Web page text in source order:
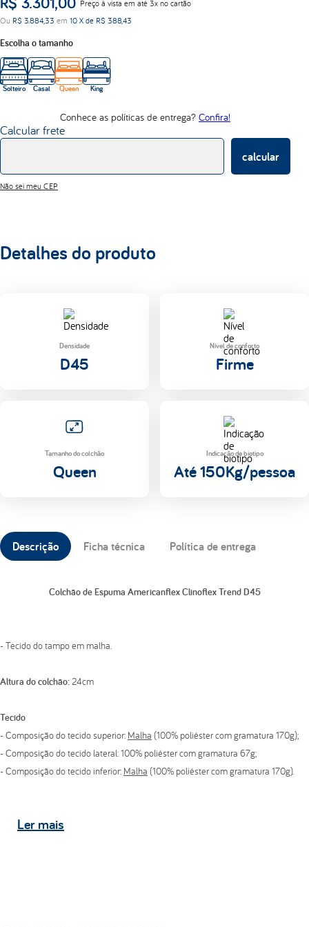
Preço à vista em até 3x no cartão
Ou R$ 3.884,33 em 10 X de R$ 388,43
Escolha o tamanho
Solteiro Casal Queen King
Conhece as políticas de entrega? Confira!
Calcular frete
calcular
Não sei meu CEP
Detalhes do produto
Densidade
D45
Nível de conforto
Firme
Tamanho do colchão
Queen
Indicação de biotipo
Até 150Kg/pessoa
Descrição Ficha técnica Política de entrega
Colchão de Espuma Americanflex Clinoflex Trend D45
- Tecido do tampo em malha.
Altura do colchão:24cm
Tecido
- Composição do tecido superior: Malha (100% poliéster com gramatura 170g);
- Composição do tecido lateral: 100% poliéster com gramatura 67g;
- Composição do tecido inferior: Malha (100% poliéster com gramatura 170g).
- Pillow top bordado em matelassê com espuma convencional de poliuretano
Lermais
d33